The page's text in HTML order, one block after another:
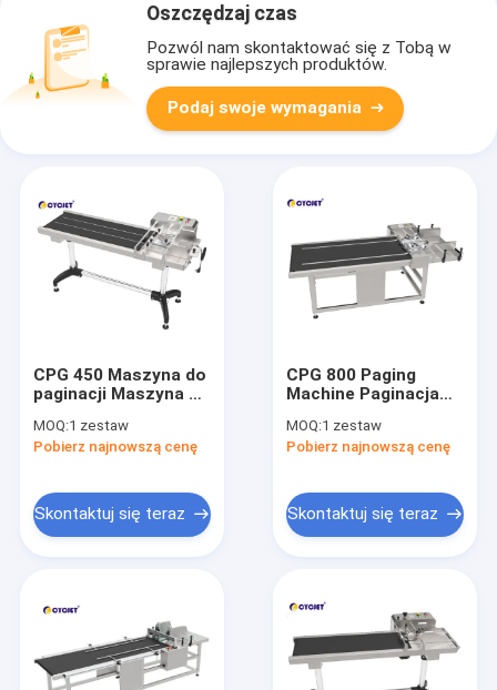
Oszczędzaj czas
Pozwól nam skontaktować się z Tobą w
sprawie najlepszych produktów.
Podaj swoje wymagania
CPG 450 Maszyna do
paginacji Maszyna do
do plastikowej torby
MOQ:1 zestaw
Pobierz najnowszą cenę
Skontaktuj się teraz
CPG 800 Paging
Machine Paginacja
do podawania
papieru Kraft
MOQ:1 zestaw
Pobierz najnowszą cenę
Skontaktuj się teraz